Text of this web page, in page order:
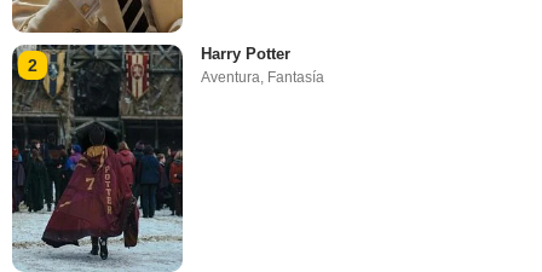
2
Harry Potter
Aventura Fantasía